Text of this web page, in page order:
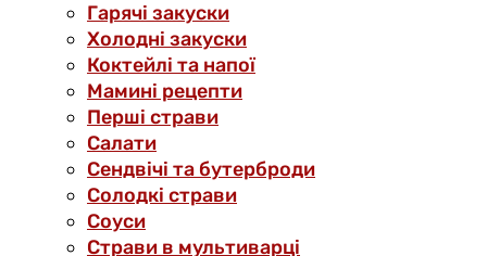
Гарячі закуски
Холодні закуски
Коктейлі та напої
Мамині рецепти
Перші страви
Салати
Сендвічі та бутерброди
Солодкі страви
Соуси
Страви в мультиварці